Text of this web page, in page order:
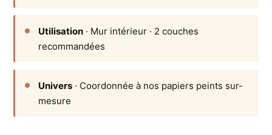
Utilisation · Mur intérieur · 2 couches
recommandées
Univers · Coordonnée à nos papiers peints sur-
mesure